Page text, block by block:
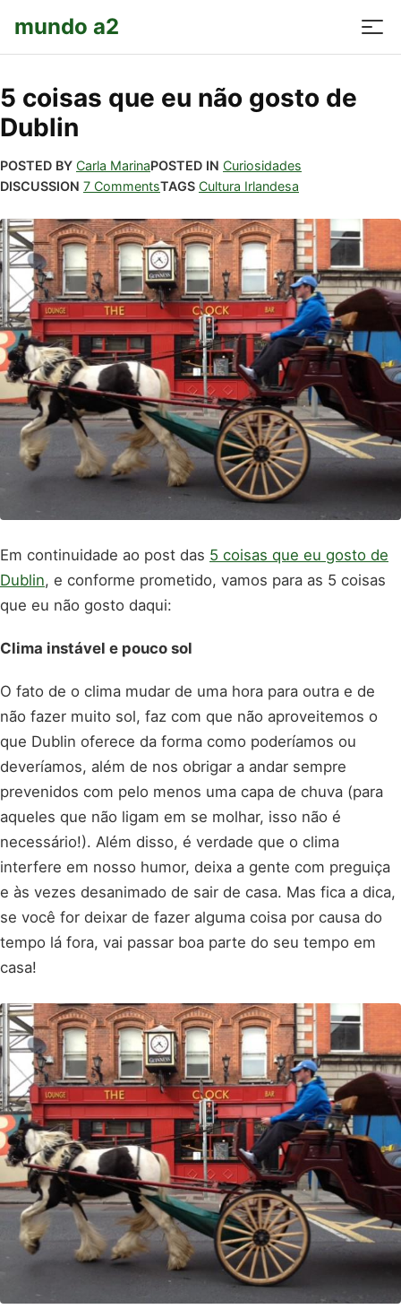
mundo a2
5 coisas que eu não gosto de
Dublin
POSTED BY Carla MarinaPOSTED IN Curiosidades
DISCUSSION 7 CommentsTAGS Cultura Irlandesa
Em continuidade ao post das 5 coisas que eu gosto de
Dublin, e conforme prometido, vamos para as 5 coisas
que eu não gosto daqui:
Clima instável e pouco sol
O fato de o clima mudar de uma hora para outra e de
não fazer muito sol, faz com que não aproveitemos o
que Dublin oferece da forma como poderíamos ou
deveríamos, além de nos obrigar a andar sempre
prevenidos com pelo menos uma capa de chuva (para
aqueles que não ligam em se molhar, isso não é
necessário!). Além disso, é verdade que o clima
interfere em nosso humor, deixa a gente com preguiça
e às vezes desanimado de sair de casa. Mas fica a dica,
se você for deixar de fazer alguma coisa por causa do
tempo lá fora, vai passar boa parte do seu tempo em
casa!